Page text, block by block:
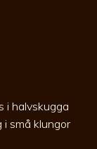
i halvskugga
i små klungor